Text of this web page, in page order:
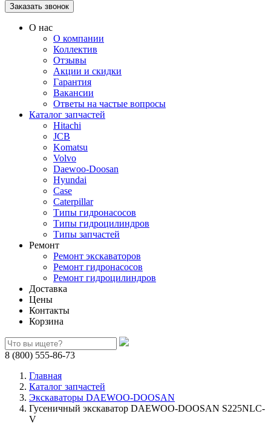
О нас
О компании
Коллектив
Отзывы
Акции и скидки
Гарантия
Вакансии
Ответы на частые вопросы
Каталог запчастей
Hitachi
JCB
Komatsu
Volvo
Daewoo-Doosan
Hyundai
Case
Caterpillar
Типы гидронасосов
Типы гидроцилиндров
Типы запчастей
Ремонт
Ремонт экскаваторов
Ремонт гидронасосов
Ремонт гидроцилиндров
Доставка
Цены
Контакты
Корзина
8 (800) 555-86-73
Главная
Каталог запчастей
Экскаваторы DAEWOO-DOOSAN
Гусеничный экскаватор DAEWOO-DOOSAN S225NLC-
V